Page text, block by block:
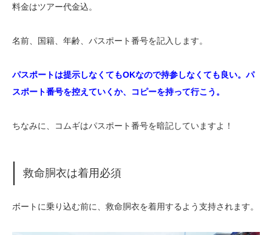
料金はツアー代金込。
名前、国籍、年齢、パスポート番号を記入します。
パスポートは提示しなくてもOKなので持参しなくても良い。 パ
スポート番号を控えていくか、コピーを持って行こう。
ちなみに、コムギはパスポート番号を暗記していますよ！
救命胴衣は着用必須
ボートに乗り込む前に、救命胴衣を着用するよう支持されます。